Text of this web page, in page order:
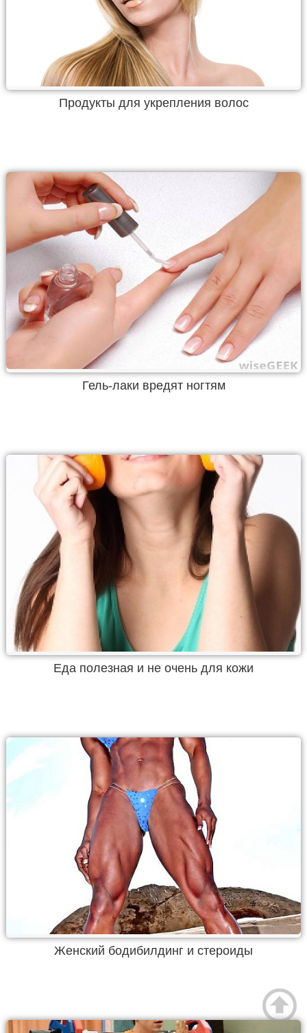
Продукты для укрепления волос
Гель-лаки вредят ногтям
Еда полезная и не очень для кожи
Женский бодибилдинг и стероиды